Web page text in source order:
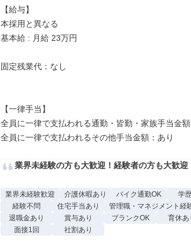
【給与】
本採用と異なる
基本給 : 月給 23万円
固定残業代：なし
【一律手当】
全員に一律で支払われる通勤・皆勤・家族手当金額
業界未経験の方も大歓迎！経験者の方も大歓迎
業界未経験歓迎 介護休暇あり バイク通勤OK 学
経験不問
住宅手当あり 管理職・マネジメント経
退職金あり
賞与あり ブランクOK 育休あ
面接1回
社割あり